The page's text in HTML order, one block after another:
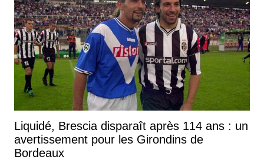
Liquidé, Brescia disparaît après 114 ans : un
avertissement pour les Girondins de
Bordeaux